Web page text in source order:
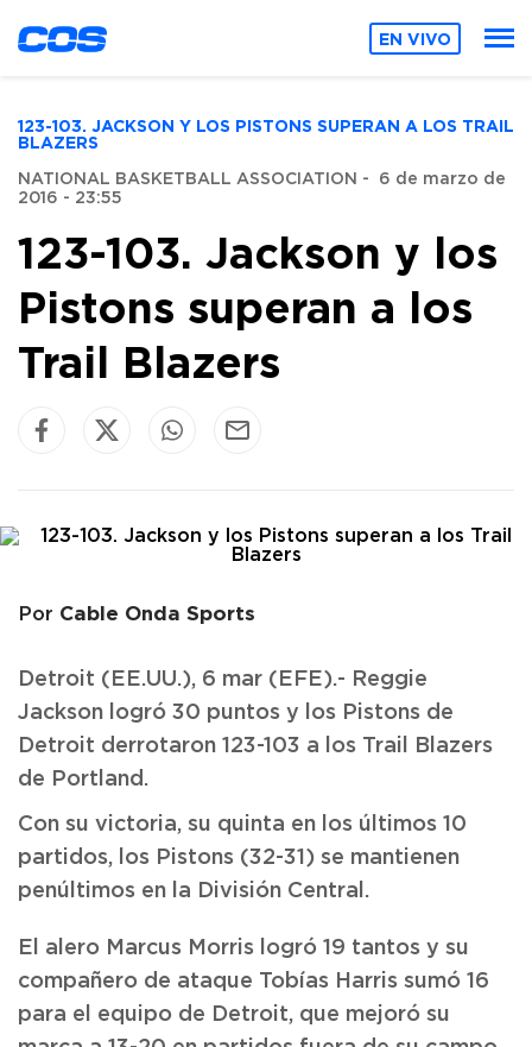
EN VIVO
123-103. JACKSON Y LOS PISTONS SUPERAN A LOS TRAIL
BLAZERS
NATIONAL BASKETBALL ASSOCIATION - 6 de marzo de
2016 - 23:55
123-103. Jackson y los
Pistons superan a los
Trail Blazers
Por Cable Onda Sports
Detroit (EE.UU.), 6 mar (EFE).- Reggie
Jackson logró 30 puntos y los Pistons de
Detroit derrotaron 123-103 a los Trail Blazers
de Portland.
Con su victoria, su quinta en los últimos 10
partidos, los Pistons (32-31) se mantienen
penúltimos en la División Central.
El alero Marcus Morris logró 19 tantos y su
compañero de ataque Tobías Harris sumó 16
para el equipo de Detroit, que mejoró su